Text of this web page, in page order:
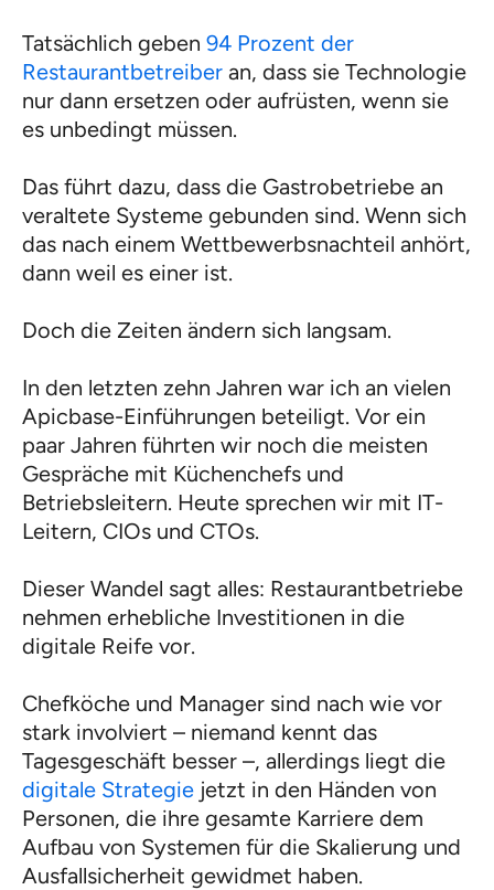
Tatsächlich geben 94 Prozent der
Restaurantbetreiber an, dass sie Technologie
nur dann ersetzen oder aufrüsten, wenn sie
es unbedingt müssen.
Das führt dazu, dass die Gastrobetriebe an
veraltete Systeme gebunden sind. Wenn sich
das nach einem Wettbewerbsnachteil anhört,
dann weil es einer ist.
Doch die Zeiten ändern sich langsam.
In den letzten zehn Jahren war ich an vielen
Apicbase-Einführungen beteiligt. Vor ein
paar Jahren führten wir noch die meisten
Gespräche mit Küchenchefs und
Betriebsleitern. Heute sprechen wir mit IT-
Leitern, CIOs und CTOs.
Dieser Wandel sagt alles: Restaurantbetriebe
nehmen erhebliche Investitionen in die
digitale Reife vor.
Chefköche und Manager sind nach wie vor
stark involviert – niemand kennt das
Tagesgeschäft besser –, allerdings liegt die
digitale Strategie jetzt in den Händen von
Personen, die ihre gesamte Karriere dem
Aufbau von Systemen für die Skalierung und
Ausfallsicherheit gewidmet haben.